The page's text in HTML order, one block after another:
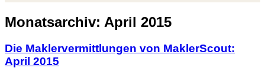
Monatsarchiv: April 2015
Die Maklervermittlungen von MaklerScout:
April 2015